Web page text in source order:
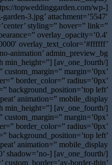
topweddinggarden.com/wp-
3.jpg’ attachment=’5547′
styling=” hover=” link=”
overlay_opacity=’0.4′
overlay_text_color=’#ffffff’
min_height=”
custom_margin=” margin=’0px’
border_color=” radius=’0px’
background_position=’top left’
min_height=”
custom_margin=” margin=’0px’
border_color=” radius=’0px’
background_position=’top left’
shadow=’no-
custom_border=’av-border-thin’